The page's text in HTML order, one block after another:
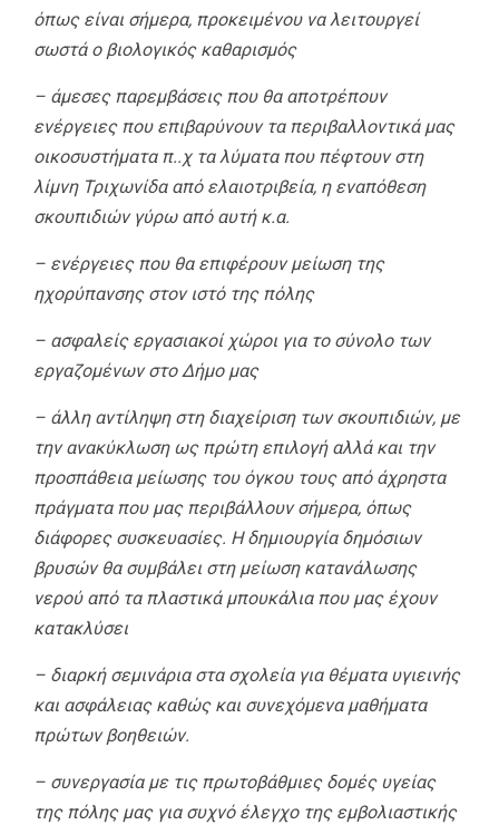
όπως είναι σήμερα, προκειμένου να λειτουργεί
σωστά ο βιολογικός καθαρισμός
– άμεσες παρεμβάσεις που θα αποτρέπουν
ενέργειες που επιβαρύνουν τα περιβαλλοντικά μας
οικοσυστήματα π..χ τα λύματα που πέφτουν στη
λίμνη Τριχωνίδα από ελαιοτριβεία, η εναπόθεση
σκουπιδιών γύρω από αυτή κ.α.
– ενέργειες που θα επιφέρουν μείωση της
ηχορύπανσης στον ιστό της πόλης
– ασφαλείς εργασιακοί χώροι για το σύνολο των
εργαζομένων στο Δήμο μας
– άλλη αντίληψη στη διαχείριση των σκουπιδιών, με
την ανακύκλωση ως πρώτη επιλογή αλλά και την
προσπάθεια μείωσης του όγκου τους από άχρηστα
πράγματα που μας περιβάλλουν σήμερα, όπως
διάφορες συσκευασίες. Η δημιουργία δημόσιων
βρυσών θα συμβάλει στη μείωση κατανάλωσης
νερού από τα πλαστικά μπουκάλια που μας έχουν
κατακλύσει
– διαρκή σεμινάρια στα σχολεία για θέματα υγιεινής
και ασφάλειας καθώς και συνεχόμενα μαθήματα
πρώτων βοηθειών.
– συνεργασία με τις πρωτοβάθμιες δομές υγείας
της πόλης μας για συχνό έλεγχο της εμβολιαστικής